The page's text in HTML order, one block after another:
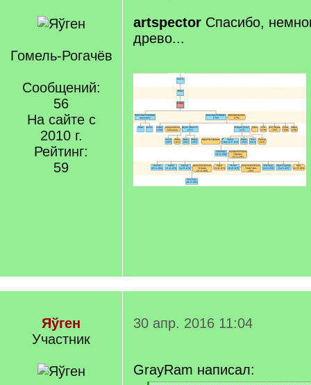
Гомель-Рогачёв
Сообщений:
56
На сайте с
2010 г.
Рейтинг:
59
artspector Спасибо,
древо...
Яўген
Участник
30 апр. 2016 11:04
GrayRam написал: